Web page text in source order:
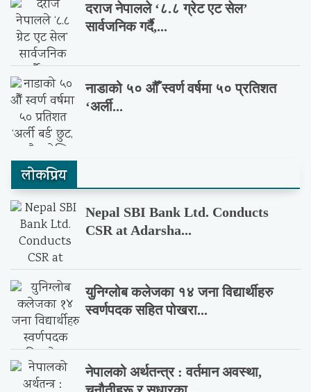
दराज नेपालले ‘८.८ ग्रेट एट सेल’
सार्वजनिक गर्दै,...
नाडाको ५० औँ स्वर्ण वर्षमा ५० प्रतिशत
‘अर्ली...
लाेकप्रिय
Nepal SBI Bank Ltd. Conducts
CSR at Adarsha...
युनिग्लोब कलेजका १४ जना विद्यार्थीहरु
स्वर्णपदक सहित पोखरा...
नेपालको अर्थतन्त्र : वर्तमान अवस्था,